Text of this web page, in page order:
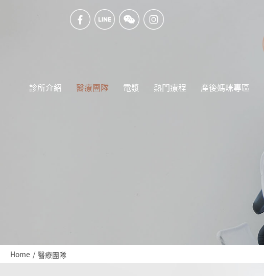
診所介紹 醫療團隊 電漿 熱門療程 產後媽咪專區
Home 醫療團隊